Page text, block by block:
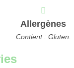
Allergènes
Contient : Gluten.